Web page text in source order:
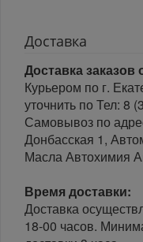
Доставка
Доставка заказов
Курьером по г.
уточнить по Тел: 8
Самовывоз по
Донбасская 1,
Масла Автохимия
Время доставки:
Доставка
18-00 часов.